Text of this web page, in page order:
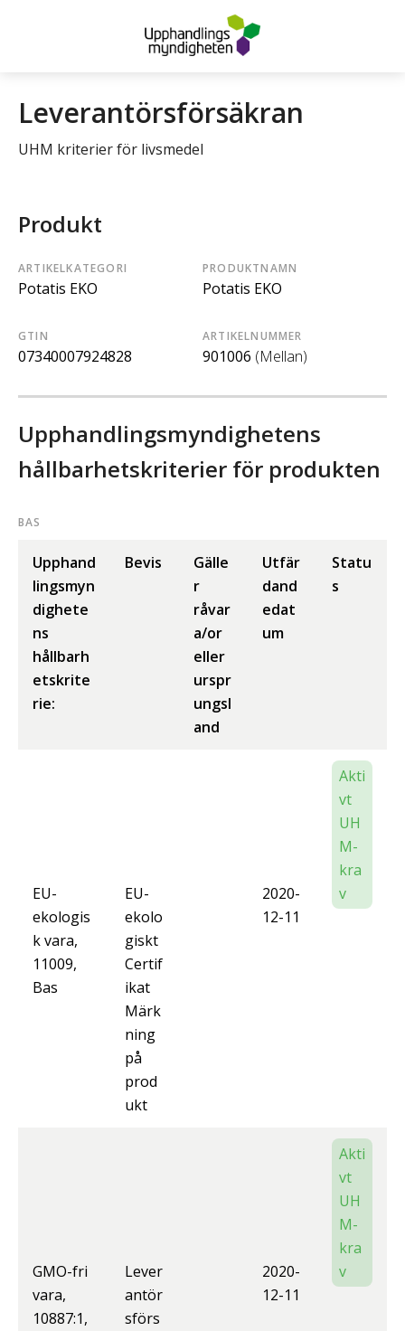
Leverantörsförsäkran
UHM kriterier för livsmedel
Produkt
ARTIKELKATEGORI
Potatis EKO
PRODUKTNAMN
Potatis EKO
GTIN
07340007924828
ARTIKELNUMMER
901006 (Mellan)
Upphandlingsmyndighetens
hållbarhetskriterier för produkten
BAS
Upphand
lingsmyn
dighete
ns
hållbarh
etskrite
rie:
Bevis
Gälle
r
råvar
a/or
eller
urspr
ungsl
and
Utfär
dand
edat
um
Statu
s
EU-
ekologis
k vara,
11009,
Bas
EU-
ekolo
giskt
Certif
ikat
Märk
ning
på
prod
ukt
2020-
12-11
Akti
vt
UH
M-
kra
v
GMO-fri
vara,
10887:1,
Lever
antör
sförs
2020-
12-11
Akti
vt
UH
M-
kra
v